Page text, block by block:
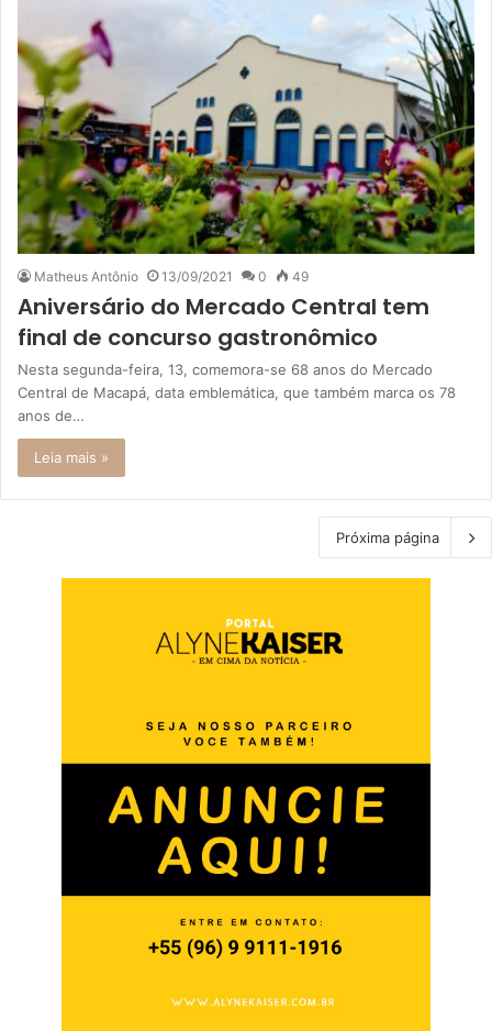
Matheus Antônio 13/09/2021 0 49
Aniversário do Mercado Central tem
final de concurso gastronômico
Nesta segunda-feira, 13, comemora-se 68 anos do Mercado
Central de Macapá, data emblemática, que também marca os 78
anos de…
Leia mais »
Próxima página